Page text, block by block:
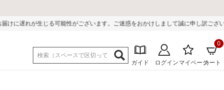
ございます。ご迷惑をおかけしまして誠に申し訳ございません。
ガイド ログイン マイページカート
0